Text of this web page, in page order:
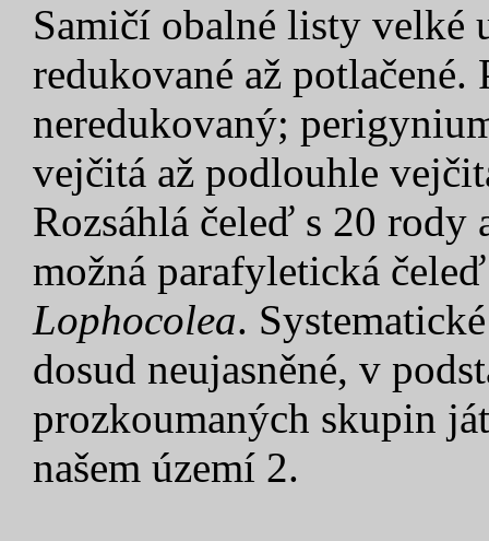
Samičí obalné listy velké
redukované až
neredukovaný;
vejčitá až podlouhle
Rozsáhlá čeleď s 20
možná parafyletická
Lophocolea.
dosud neujasněné, v
prozkoumaných skupin
našem území 2.